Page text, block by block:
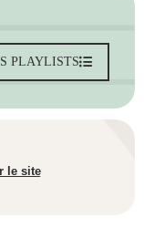
PLAYLISTS
le site